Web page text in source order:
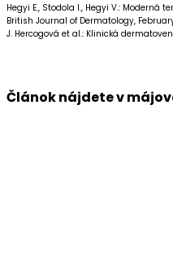
Hegyi E., Stodola I., Hegyi V.: Moderná
British Journal of Dermatology,
J. Hercogová et al.: Klinická
Článok nájdete v